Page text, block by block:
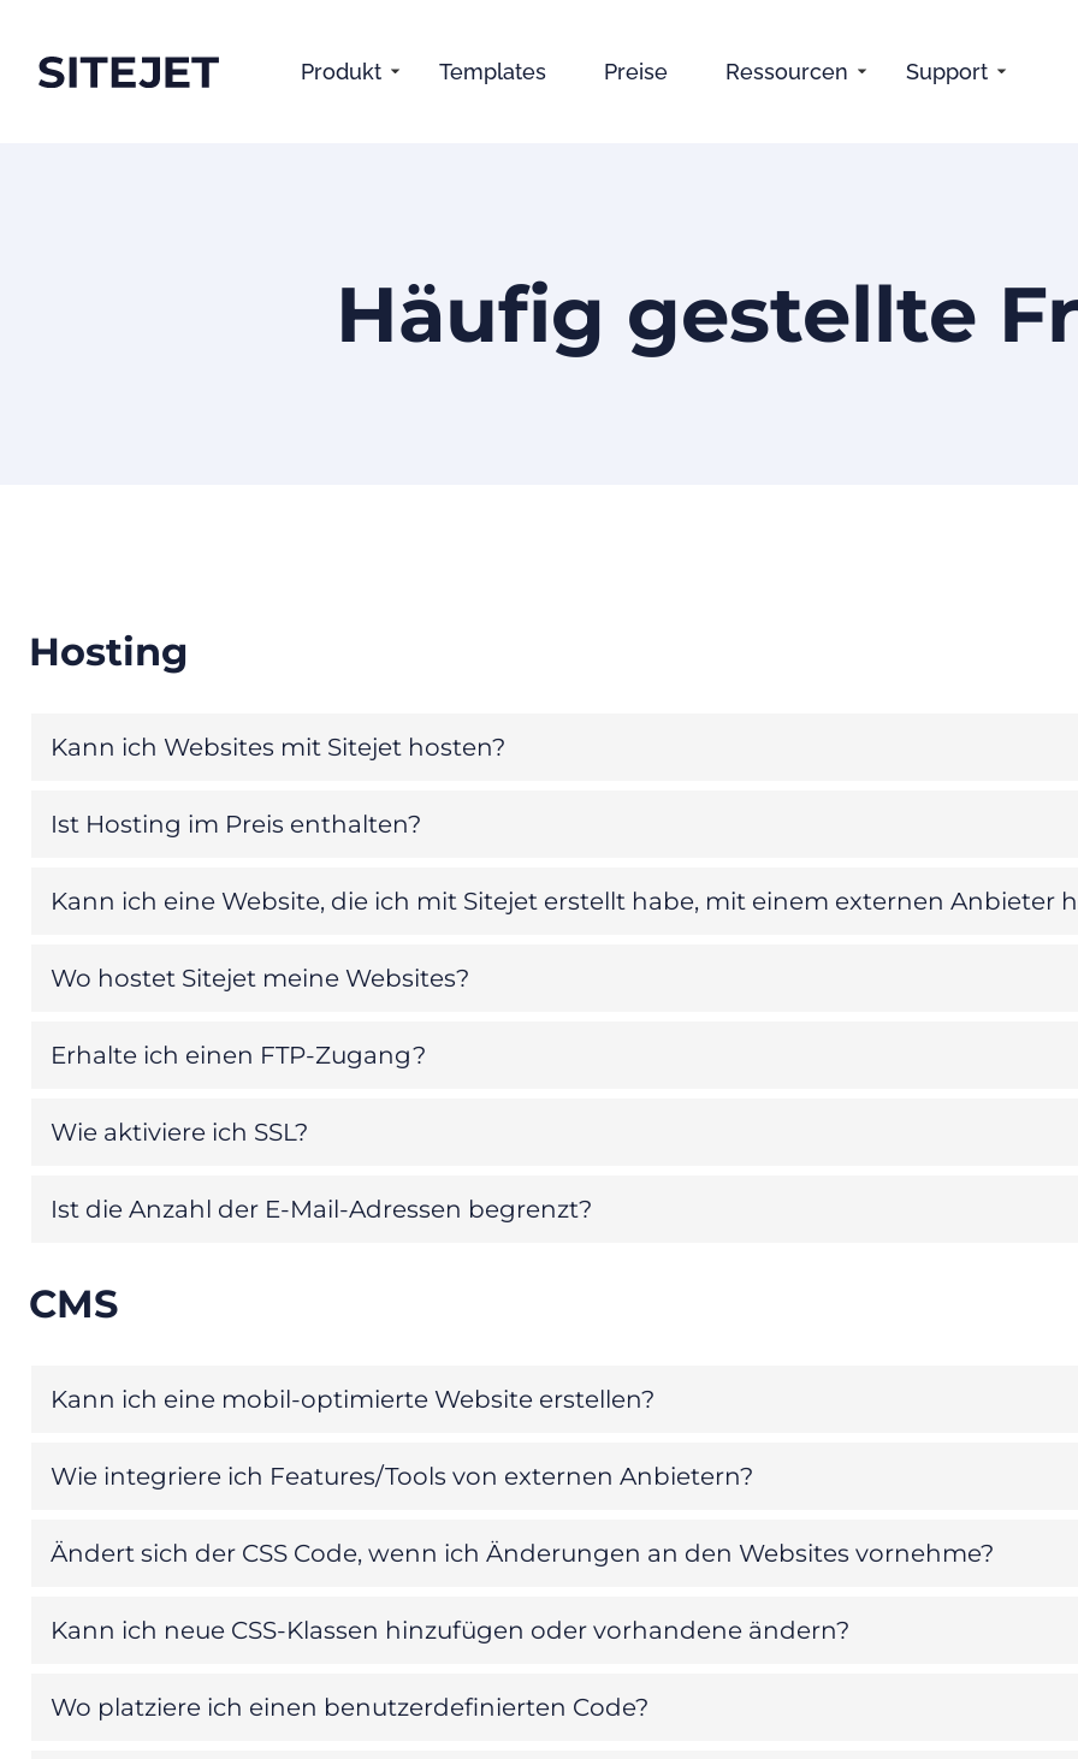
Produkt Templates Preise Ressourcen Support
Häufig gestellte
Hosting
Kann ich Websites mit Sitejet hosten?
Ist Hosting im Preis enthalten?
Kann ich eine Website, die ich mit Sitejet erstellt habe, mit einem externen Anbieter
Wo hostet Sitejet meine Websites?
Erhalte ich einen FTP-Zugang?
Wie aktiviere ich SSL?
Ist die Anzahl der E-Mail-Adressen begrenzt?
CMS
Kann ich eine mobil-optimierte Website erstellen?
Wie integriere ich Features/Tools von externen Anbietern?
Ändert sich der CSS Code, wenn ich Änderungen an den Websites vornehme?
Kann ich neue CSS-Klassen hinzufügen oder vorhandene ändern?
Wo platziere ich einen benutzerdefinierten Code?